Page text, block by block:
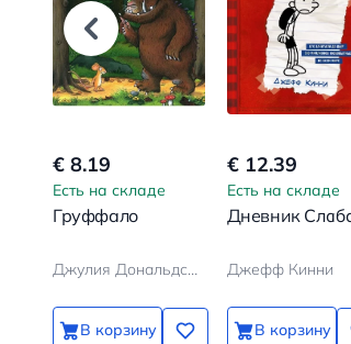
€ 8.19
Есть на складе
Груффало
Джулия Дональдсон, Аксель Шеффлер
В корзину
€ 12.39
Есть на складе
Дневник
Джефф Кинни
В корзину